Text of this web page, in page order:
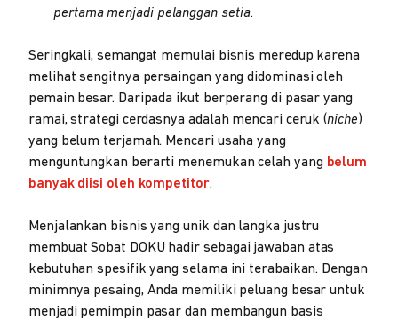
pertama menjadi pelanggan setia.
Seringkali, semangat memulai bisnis meredup karena
melihat sengitnya persaingan yang didominasi oleh
pemain besar. Daripada ikut berperang di pasar yang
ramai, strategi cerdasnya adalah mencari ceruk (niche)
yang belum terjamah. Mencari usaha yang
menguntungkan berarti menemukan celah yang belum
banyak diisi oleh kompetitor.
Menjalankan bisnis yang unik dan langka justru
membuat Sobat DOKU hadir sebagai jawaban atas
kebutuhan spesifik yang selama ini terabaikan. Dengan
minimnya pesaing, Anda memiliki peluang besar untuk
menjadi pemimpin pasar dan membangun basis